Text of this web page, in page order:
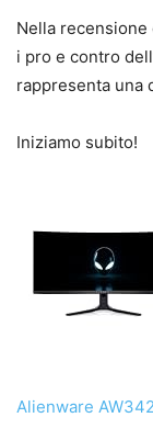
Nella
i pro e contro
rappresenta una
Iniziamo subito!
Alienware